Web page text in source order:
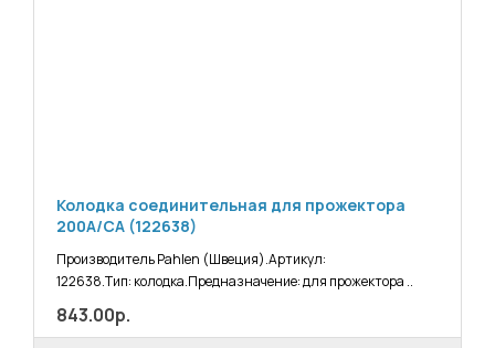
Колодка соединительная для прожектора
200А/СА (122638)
Производитель Pahlen (Швеция).Артикул:
122638.Тип: колодка.Предназначение: для прожектора ..
843.00р.